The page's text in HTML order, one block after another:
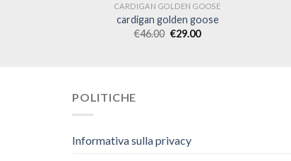
CARDIGAN GOLDEN GOOSE
cardigan golden goose
€46.00 €29.00
POLITICHE
Informativa sulla privacy